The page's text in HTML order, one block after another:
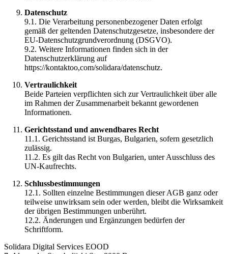
Datenschutz
9.1. Die Verarbeitung personenbezogener Daten erfolgt
gemäß der geltenden Datenschutzgesetze, insbesondere der
EU-Datenschutzgrundverordnung (DSGVO).
9.2. Weitere Informationen finden sich in der
Datenschutzerklärung auf
https://kontaktoo,com/solidara/datenschutz.
Vertraulichkeit
Beide Parteien verpflichten sich zur Vertraulichkeit über alle
im Rahmen der Zusammenarbeit bekannt gewordenen
Informationen.
Gerichtsstand und anwendbares Recht
11.1. Gerichtsstand ist Burgas, Bulgarien, sofern gesetzlich
zulässig.
11.2. Es gilt das Recht von Bulgarien, unter Ausschluss des
UN-Kaufrechts.
Schlussbestimmungen
12.1. Sollten einzelne Bestimmungen dieser AGB ganz oder
teilweise unwirksam sein oder werden, bleibt die Wirksamkeit
der übrigen Bestimmungen unberührt.
12.2. Änderungen und Ergänzungen bedürfen der
Schriftform.
Solidara Digital Services EOOD